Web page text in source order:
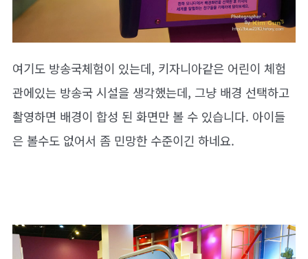
여기도 방송국체험이 있는데, 키자니아같은 어린이 체험
관에있는 방송국 시설을 생각했는데, 그냥 배경 선택하고
촬영하면 배경이 합성 된 화면만 볼 수 있습니다. 아이들
은 볼수도 없어서 좀 민망한 수준이긴 하네요.